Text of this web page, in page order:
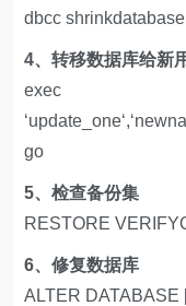
dbcc
4、转移数据库给新
exec
go
5、检查备份集
RESTORE
6、修复数据库
ALTER DATABASE